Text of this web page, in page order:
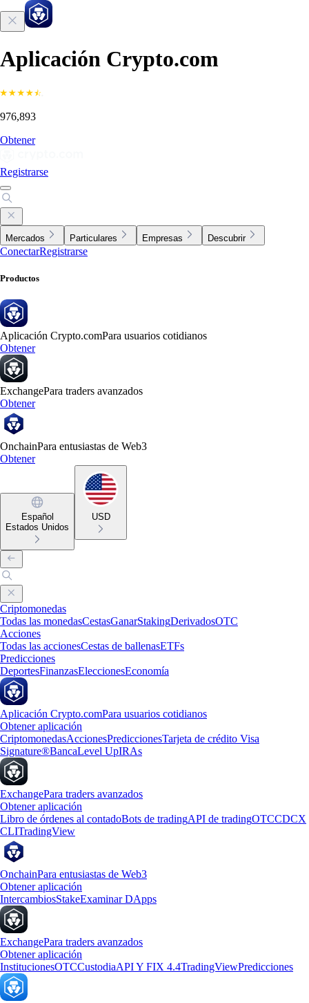
Aplicación Crypto.com
976,893
Obtener
Registrarse
Mercados Particulares Empresas Descubrir
ConectarRegistrarse
Productos
Aplicación Crypto.comPara usuarios cotidianos
Obtener
ExchangePara traders avanzados
Obtener
OnchainPara entusiastas de Web3
Obtener
Español
Estados Unidos
USD
Criptomonedas
Todas las monedasCestasGanarStakingDerivadosOTC
Acciones
Todas las accionesCestas de ballenasETFs
Predicciones
DeportesFinanzasEleccionesEconomía
Aplicación Crypto.comPara usuarios cotidianos
Obtener aplicación
CriptomonedasAccionesPrediccionesTarjeta de crédito Visa
Signature®BancaLevel UpIRAs
ExchangePara traders avanzados
Obtener aplicación
Libro de órdenes al contadoBots de tradingAPI de tradingOTCCDCX
CLITradingView
OnchainPara entusiastas de Web3
Obtener aplicación
IntercambiosStakeExaminar DApps
ExchangePara traders avanzados
Obtener aplicación
InstitucionesOTCCustodiaAPI Y FIX 4.4TradingViewPredicciones